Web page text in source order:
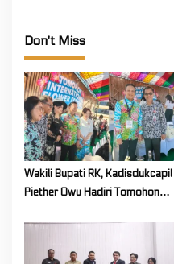
Don't Miss
Wakili Bupati RK, Kadisdukcapil
Piether Owu Hadiri Tomohon
2026